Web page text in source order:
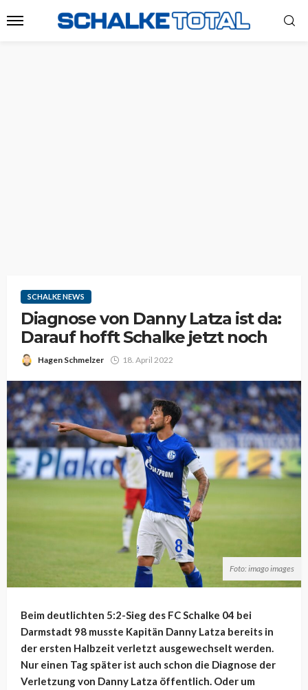
SCHALKE NEWS
Diagnose von Danny Latza ist da:
Darauf hofft Schalke jetzt noch
Hagen Schmelzer 18. April 2022
Foto: imago images
Beim deutlichten 5:2-Sieg des FC Schalke 04 bei
Darmstadt 98 musste Kapitän Danny Latza bereits in
der ersten Halbzeit verletzt ausgewechselt werden.
Nur einen Tag später ist auch schon die Diagnose der
Verletzung von Danny Latza öffentlich. Oder um